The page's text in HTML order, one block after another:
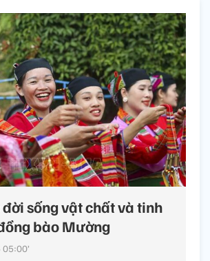
sống vật chất và tinh
bào Mường